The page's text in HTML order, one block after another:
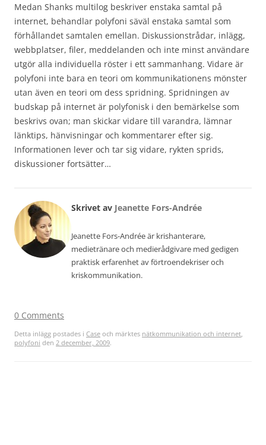
Medan Shanks multilog beskriver enstaka samtal på
internet, behandlar polyfoni säväl enstaka samtal som
förhållandet samtalen emellan. Diskussionstrådar, inlägg,
webbplatser, filer, meddelanden och inte minst användare
utgör alla individuella röster i ett sammanhang. Vidare är
polyfoni inte bara en teori om kommunikationens mönster
utan även en teori om dess spridning. Spridningen av
budskap på internet är polyfonisk i den bemärkelse som
beskrivs ovan; man skickar vidare till varandra, lämnar
länktips, hänvisningar och kommentarer efter sig.
Informationen lever och tar sig vidare, rykten sprids,
diskussioner fortsätter…
Skrivet av Jeanette Fors-Andrée
Jeanette Fors-Andrée är krishanterare,
medietränare och medierådgivare med gedigen
praktisk erfarenhet av förtroendekriser och
kriskommunikation.
0 Comments
Detta inlägg postades i Case och märktes nätkommunikation och internet
polyfoni den 2 december, 2009.